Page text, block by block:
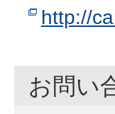
http://
お問い